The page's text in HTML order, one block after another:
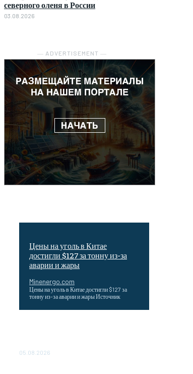
северного оленя в России
03.08.2026
― ADVERTISEMENT ―
Цены на уголь в Китае
достигли $127 за тонну из-за
аварии и жары
Minenergo.com
Цены на уголь в Китае достигли $127 за
тонну из-за аварии и жары Источник
05.08.2026